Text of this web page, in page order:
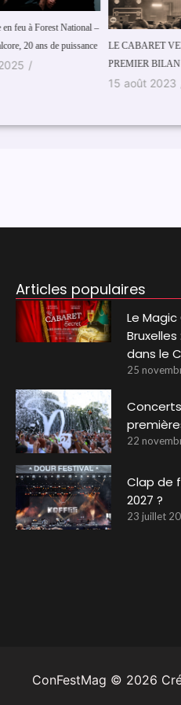
–
LE CABARET VERT DÉVOILE SON
PREMIER BILAN DECARB-ON!
Articles populaires
Le
dans le
25
22
Clap de
2027 ?
23 juillet
ConFestMag © 2026